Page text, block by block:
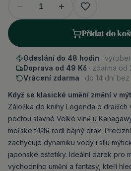
1
Přidat do
Odeslání do 48 hodin ·
Doprava od 49 Kč · zdarma od
Vrácení zdarma · do 14 dní
Když se klasické umění změní v
Záložka do knihy Legenda o
poctou slavné Velké vlně u
mořské tříště rodí bájný drak.
zachycuje dynamiku vody i sílu
japonské estetiky. Ideální dárek pro
východního umění a fantasy, kteří